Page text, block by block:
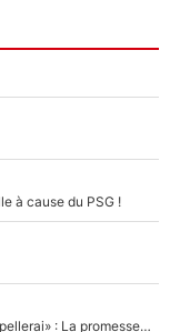
à cause du PSG !
Mercato - OM - «Dès que je prends un club, je t’appellerai» : La promesse de Marcelino au moment de claquer la porte